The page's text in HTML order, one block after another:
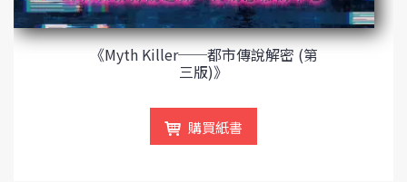
《Myth Killer──都市傳說解密 (第
三版)》
購買紙書